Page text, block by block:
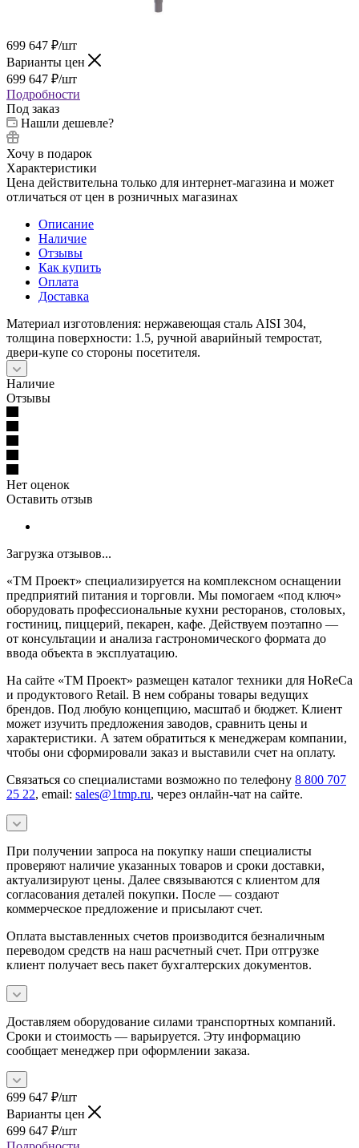
699 647 ₽/шт
Варианты цен
699 647 ₽/шт
Подробности
Под заказ
Нашли дешевле?
Хочу в подарок
Характеристики
Цена действительна только для интернет-магазина и может
отличаться от цен в розничных магазинах
Описание
Наличие
Отзывы
Как купить
Оплата
Доставка
Материал изготовления: нержавеющая сталь AISI 304,
толщина поверхности: 1.5, ручной аварийный темростат,
двери-купе со стороны посетителя.
Наличие
Отзывы
Нет оценок
Оставить отзыв
Загрузка отзывов...
«ТМ Проект» специализируется на комплексном оснащении
предприятий питания и торговли. Мы помогаем «под ключ»
оборудовать профессиональные кухни ресторанов, столовых,
гостиниц, пиццерий, пекарен, кафе. Действуем поэтапно —
от консультации и анализа гастрономического формата до
ввода объекта в эксплуатацию.
На сайте «ТМ Проект» размещен каталог техники для HoReCa
и продуктового Retail. В нем собраны товары ведущих
брендов. Под любую концепцию, масштаб и бюджет. Клиент
может изучить предложения заводов, сравнить цены и
характеристики. А затем обратиться к менеджерам компании,
чтобы они сформировали заказ и выставили счет на оплату.
Связаться со специалистами возможно по телефону 8 800 707
25 22, email: sales@1tmp.ru, через онлайн-чат на сайте.
При получении запроса на покупку наши специалисты
проверяют наличие указанных товаров и сроки доставки,
актуализируют цены. Далее связываются с клиентом для
согласования деталей покупки. После — создают
коммерческое предложение и присылают счет.
Оплата выставленных счетов производится безналичным
переводом средств на наш расчетный счет. При отгрузке
клиент получает весь пакет бухгалтерских документов.
Доставляем оборудование силами транспортных компаний.
Сроки и стоимость — варьируется. Эту информацию
сообщает менеджер при оформлении заказа.
699 647 ₽/шт
Варианты цен
699 647 ₽/шт